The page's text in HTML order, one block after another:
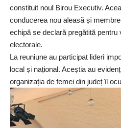
constituit noul Birou Executiv.
conducerea nou aleasă și
echipă se declară pregătită pentru
electorale.
La reuniune au participat lideri
local și național. Aceștia au
organizația de femei din județ îl